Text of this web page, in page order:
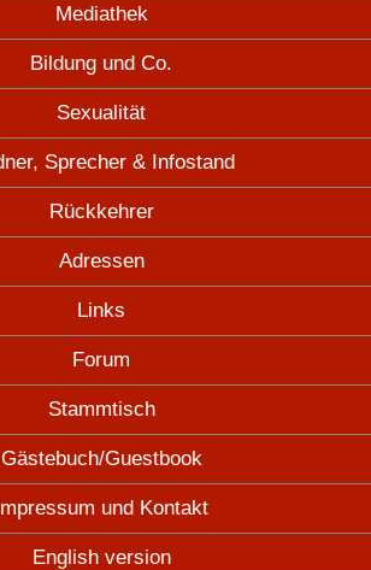
Mediathek
Bildung und Co.
Sexualität
Sprecher & Infostand
Rückkehrer
Adressen
Links
Forum
Stammtisch
Gästebuch/Guestbook
und Kontakt
English version